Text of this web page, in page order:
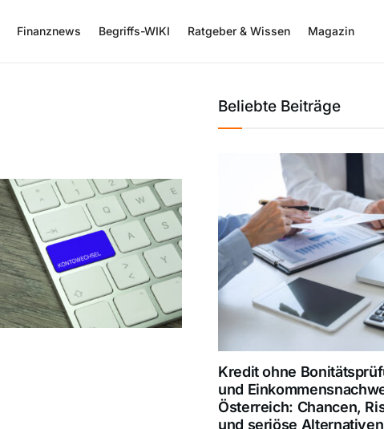
Finanznews Begriffs-WIKI Ratgeber & Wissen Magazin
Beliebte Beiträge
Kredit ohne
und
Österreich: Chancen,
und seriöse Alternativen